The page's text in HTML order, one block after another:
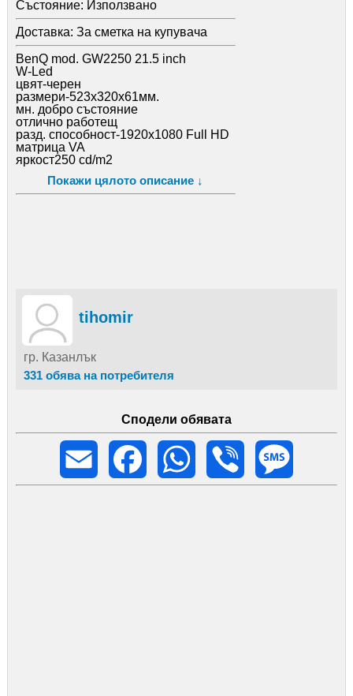
Състояние: Използвано
Доставка: За сметка на купувача
BenQ mod. GW2250 21.5 inch
W-Led
цвят-черен
размери-523х320х61мм.
мн. добро състояние
отлично работещ
разд. способност-1920х1080 Full HD
матрица VA
яркост250 cd/m2
цена-100 лв
Q24 Full HD View 23.6 inch бял
Покажи цялото описание ↓
tihomir
гр. Казанлък
331 обява на потребителя
Сподели обявата
Email
Facebook WhatsApp Viber